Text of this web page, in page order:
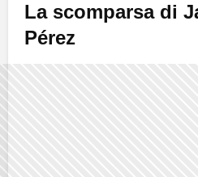
La scomparsa di
Pérez